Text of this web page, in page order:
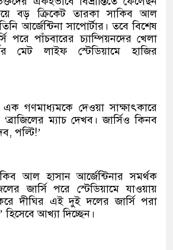
বড় ক্রিকেট তারকা সাকিব আল
আর্জেন্টিনা সাপোর্টার। তবে বিশেষ
পরে পাঁচবারের চ্যাম্পিয়নদের খেলা
মেট লাইফ স্টেডিয়ামে হাজির
এক গণমাধ্যমকে দেওয়া সাক্ষাৎকারে
ম্যাচ দেখব। জার্সিও কিনব
পল্টি!’
আল হাসান আর্জেন্টিনার সমর্থক
জার্সি পরে স্টেডিয়ামে যাওয়ায়
দীঘির এই দুই দলের জার্সি পরা
আখ্যা দিচ্ছেন।